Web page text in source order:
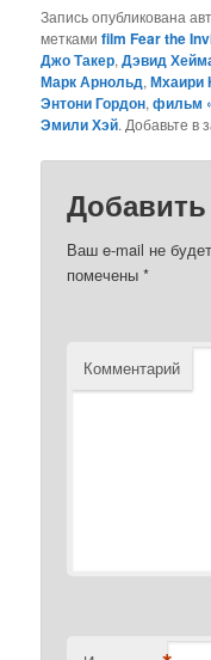
Запись опубликована
меткамиfilm Fear the
Джо Такер,Дэвид
Марк Арнольд,Мхаири
Энтони Гордон,фильм
Эмили Хэй. Добавьте в
Ваш e-mail не
помечены*
Комментарий